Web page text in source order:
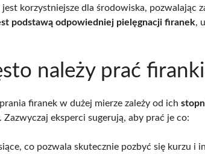
korzystniejsze dla środowiska, pozwalając
podstawą odpowiedniej pielęgnacji firanek,
należy prać
firanek w dużej mierze zależy od ich
. Zazwyczaj eksperci sugerują, aby prać je co:
co pozwala skutecznie pozbyć się kurzu i